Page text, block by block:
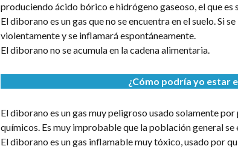
produciendo ácido bórico e hidrógeno gaseoso, el que es
El diborano es un gas que no se encuentra en el suelo. Si
violentamente y se inflamará espontáneamente.
El diborano no se acumula en la cadena alimentaria.
¿Cómo podría yo estar
El diborano es un gas muy peligroso usado solamente
químicos. Es muy improbable que la población general
El diborano es un gas inflamable muy tóxico, usado por